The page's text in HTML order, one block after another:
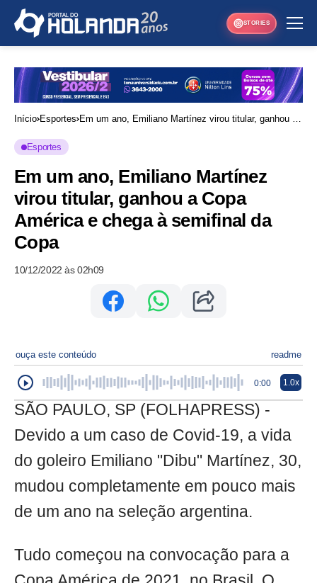
STORIES
Início Esportes Em um ano, Emiliano Martínez virou titular, ganhou a
Esportes
Em um ano, Emiliano Martínez
virou titular, ganhou a Copa
América e chega à semifinal da
Copa
10/12/2022 às 02h09
ouça este conteúdo readme
0:00 1.0x
SÃO PAULO, SP (FOLHAPRESS) -
Devido a um caso de Covid-19, a vida
do goleiro Emiliano "Dibu" Martínez, 30,
mudou completamente em pouco mais
de um ano na seleção argentina.
Tudo começou na convocação para a